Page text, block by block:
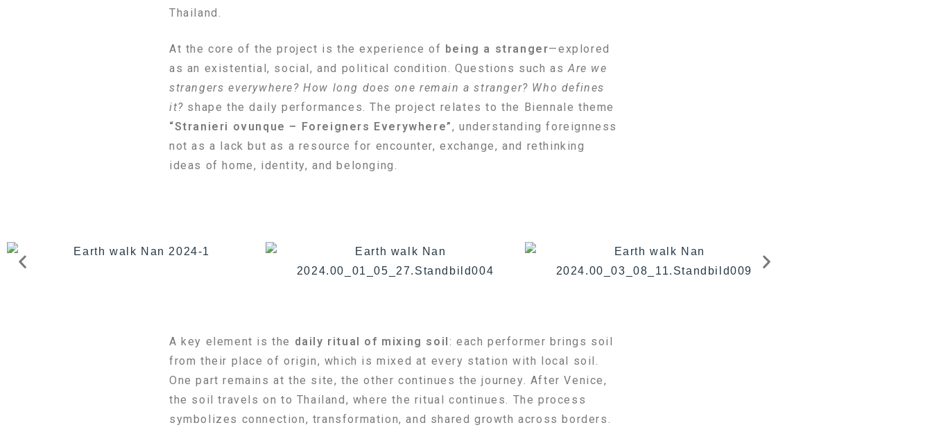
Thailand.
At the core of the project is the experience of being a stranger—explored
as an existential, social, and political condition. Questions such asAre we
strangers everywhere? How long does one remain a stranger? Who defines
it? shape the daily performances. The project relates to the Biennale theme
“Stranieri ovunque – Foreigners Everywhere”, understanding foreignness
not as a lack but as a resource for encounter, exchange, and rethinking
ideas of home, identity, and belonging.
A key element is the daily ritual of mixing soil: each performer brings soil
from their place of origin, which is mixed at every station with local soil.
One part remains at the site, the other continues the journey. After Venice,
the soil travels on to Thailand, where the ritual continues. The process
symbolizes connection, transformation, and shared growth across borders.